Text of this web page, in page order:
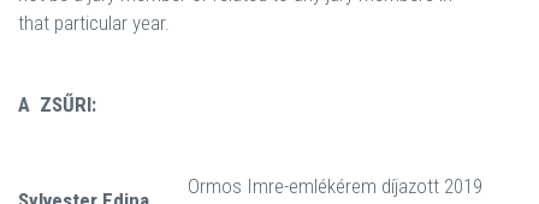
that particular year.
A ZSŰRI:
Ormos Imre-emlékérem díjazott 2019